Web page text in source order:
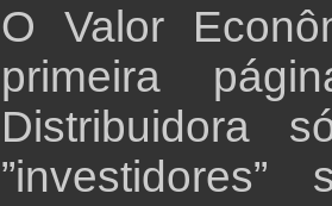
O Valor
primeira
Distribuidora